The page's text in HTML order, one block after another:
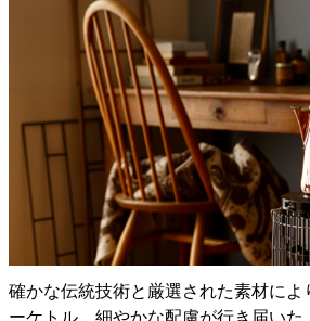
確かな伝統技術と厳選された素材によ
ーケトル。細やかな配慮が行き届い